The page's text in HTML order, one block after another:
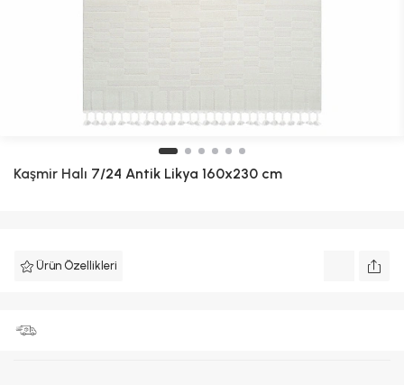
Kaşmir Halı 7/24 Antik Likya 160x230 cm
Ürün Özellikleri